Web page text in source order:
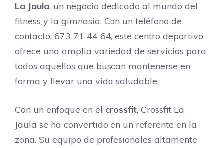
La Jaula, un negocio dedicado al mundo del
fitness y la gimnasia. Con un teléfono de
contacto: 673 71 44 64, este centro deportivo
ofrece una amplia variedad de servicios para
todos aquellos que buscan mantenerse en
forma y llevar una vida saludable.
Con un enfoque en el crossfit, Crossfit La
Jaula se ha convertido en un referente en la
zona. Su equipo de profesionales altamente